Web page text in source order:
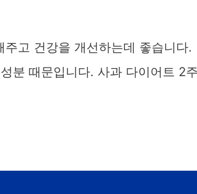
고 건강을 개선하는데 좋습니다.
분 때문입니다. 사과 다이어트 2